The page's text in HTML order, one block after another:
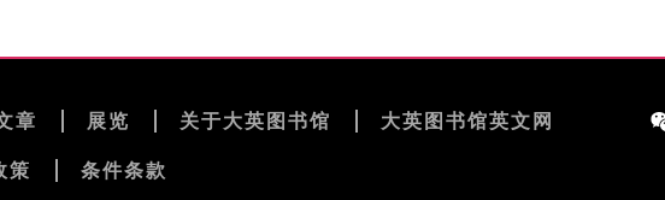
章 展览 关于大英图书馆 大英图书馆英文网
策 条件条款